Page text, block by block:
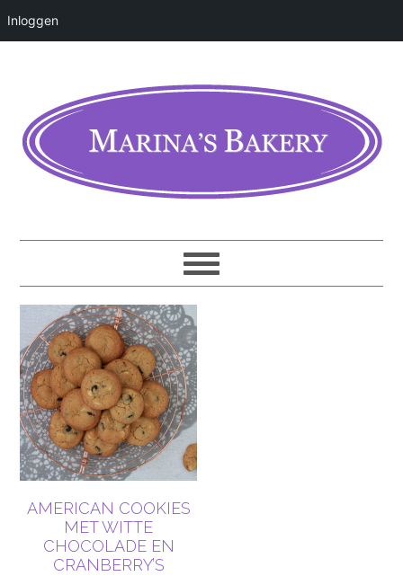
Inloggen
AMERICAN COOKIES
MET WITTE
CHOCOLADE EN
CRANBERRY’S